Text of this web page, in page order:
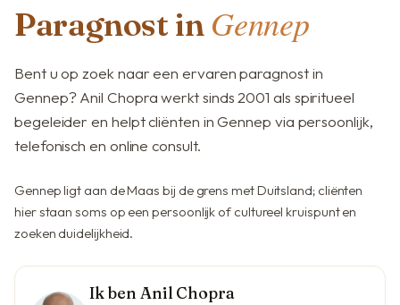
Paragnost in Gennep
Bent u op zoek naar een ervaren paragnost in
Gennep? Anil Chopra werkt sinds 2001 als spiritueel
begeleider en helpt cliënten in Gennep via persoonlijk,
telefonisch en online consult.
Gennep ligt aan de Maas bij de grens met Duitsland; cliënten
hier staan soms op een persoonlijk of cultureel kruispunt en
zoeken duidelijkheid.
Ik ben Anil Chopra